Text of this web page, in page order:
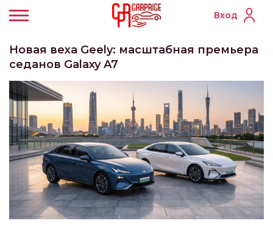
Вход
Новая веха Geely: масштабная премьера
седанов Galaxy A7